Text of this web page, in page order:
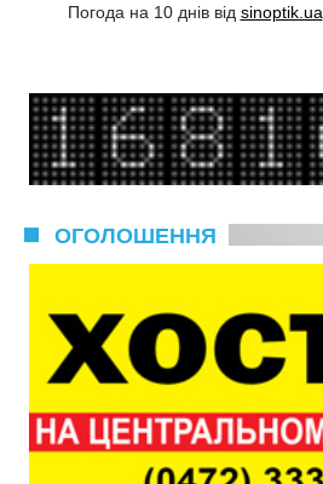
Погода на 10 днів від sinoptik.ua
ОГОЛОШЕННЯ